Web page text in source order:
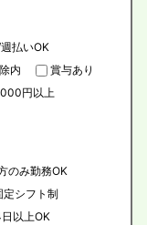
払いOK
内
賞与あり
円以上
のみ勤務OK
定シフト制
以上OK